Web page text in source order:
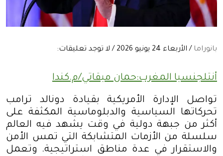
بانوراما / الأربعاء 24 يونيو 2026 / لا توجد تعليقات:
أنتلجنسيا المغرب:حمان ميقاتي/م.كندا
تواصل الإدارة الأمريكية بقيادة دونالد ترامب
تحركاتها السياسية والدبلوماسية المكثفة على
أكثر من جبهة دولية في وقت يشهد فيه العالم
سلسلة من الأزمات المتشابكة التي تمس الأمن
والاستقرار في عدة مناطق استراتيجية. وتعمل